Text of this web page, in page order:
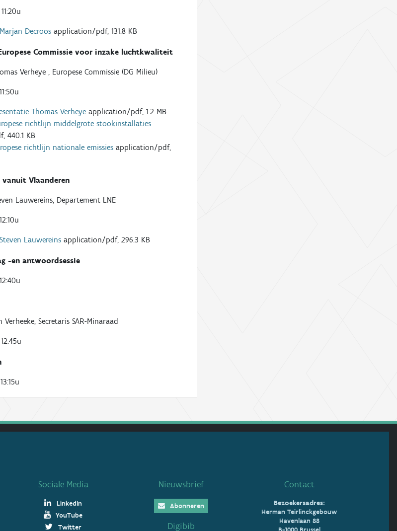
Decroosapplication/pdf, 131.8 KB
Commissie voor inzake luchtkwaliteit
Verheye , Europese Commissie (DG Milieu)
Thomas Verheyeapplication/pdf, 1.2 MB
richtlijn middelgrote stookinstallaties
440.1 KB
richtlijn nationale emissiesapplication/pdf,
vanuit Vlaanderen
Lauwereins, Departement LNE
Lauwereinsapplication/pdf, 296.3 KB
-en antwoordsessie
Verheeke, Secretaris SAR-Minaraad
Sociale Media
LinkedIn
YouTube
Twitter
Nieuwsbrief
Abonneren
Digibib
Contact
Bezoekersadres:
Herman Teirlinckgebouw
Havenlaan 88